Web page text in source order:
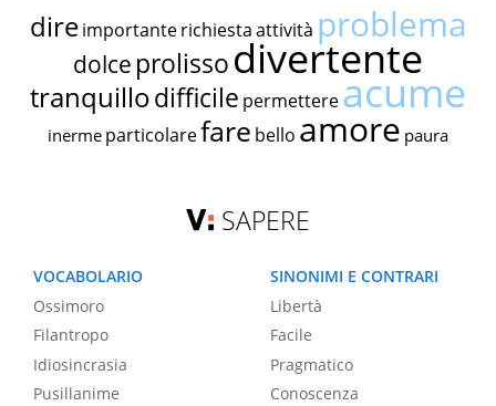
dire importante richiestaattività problema
dolce prolissodivertente
tranquillodifficile permettereacume
inerme particolarefare bello amore paura
SAPERE
VOCABOLARIO
Ossimoro
Filantropo
Idiosincrasia
Pusillanime
SINONIMI E CONTRARI
Libertà
Facile
Pragmatico
Conoscenza